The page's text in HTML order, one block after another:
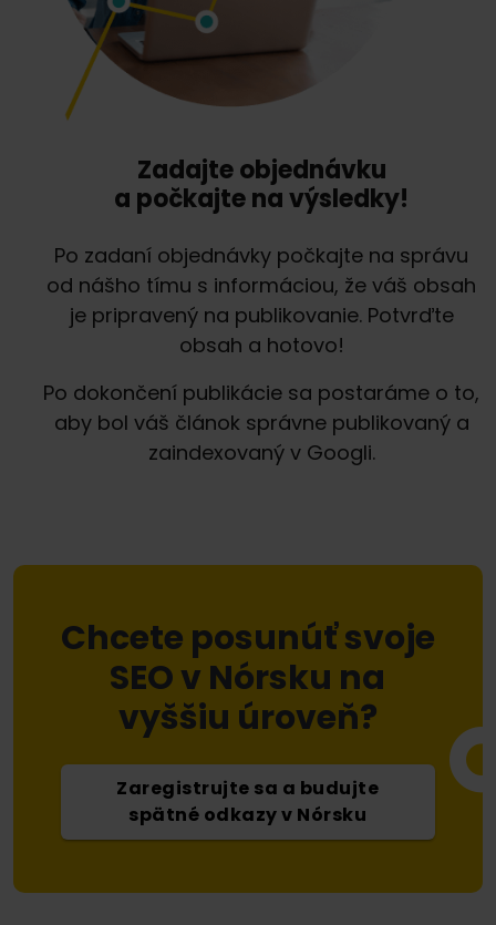
Zadajte objednávku
a počkajte na výsledky!
Po zadaní objednávky počkajte na správu
od nášho tímu s informáciou, že váš obsah
je pripravený na publikovanie. Potvrďte
obsah a hotovo!
Po dokončení publikácie sa postaráme o to,
aby bol váš článok správne publikovaný a
zaindexovaný v Googli.
Chcete posunúť svoje
SEO v Nórsku na
vyššiu úroveň?
Zaregistrujte sa a budujte
spätné odkazy v Nórsku